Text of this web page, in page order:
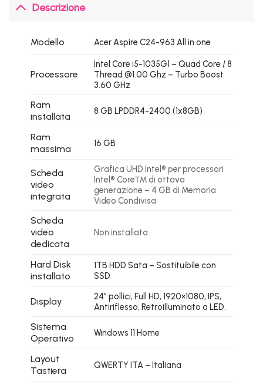
Descrizione
Modello Acer Aspire C24-963 All in one
Processore
Intel Core i5-1035G1 – Quad Core / 8
Thread @1.00 Ghz – Turbo Boost
3.60 GHz
Ram
installata
8 GB LPDDR4-2400 (1x8GB)
Ram
massima
16 GB
Scheda
video
integrata
Grafica UHD Intel® per processori
Intel® Core™ di ottava
generazione – 4 GB di Memoria
Video Condivisa
Scheda
video
dedicata
Non installata
Hard Disk
installato
1TB HDD Sata – Sostituibile con
SSD
Display
24″ pollici, Full HD, 1920×1080, IPS,
Antiriflesso, Retroilluminato a LED.
Sistema
Operativo
Windows 11 Home
Layout
Tastiera
QWERTY ITA – Italiana